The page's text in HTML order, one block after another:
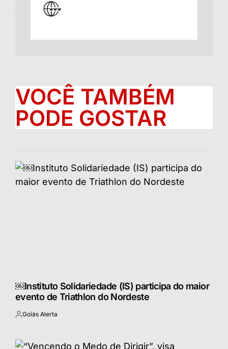
VOCÊ TAMBÉM
PODE GOSTAR
￼Instituto Solidariedade (IS) participa do maior
evento de Triathlon do Nordeste
Postado
Goiás Alerta